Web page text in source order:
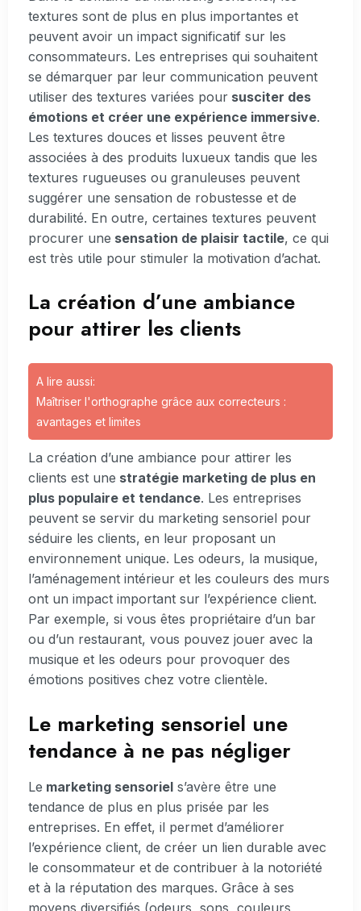
textures sont de plus en plus importantes et
peuvent avoir un impact significatif sur les
consommateurs. Les entreprises qui souhaitent
se démarquer par leur communication peuvent
utiliser des textures variées pour susciter des
émotions et créer une expérience immersive.
Les textures douces et lisses peuvent être
associées à des produits luxueux tandis que les
textures rugueuses ou granuleuses peuvent
suggérer une sensation de robustesse et de
durabilité. En outre, certaines textures peuvent
procurer une sensation de plaisir tactile, ce qui
est très utile pour stimuler la motivation d’achat.
La création d’une ambiance
pour attirer les clients
A lire aussi:
Maîtriser l'orthographe grâce aux correcteurs :
avantages et limites
La création d’une ambiance pour attirer les
clients est une stratégie marketing de plus en
plus populaire et tendance. Les entreprises
peuvent se servir du marketing sensoriel pour
séduire les clients, en leur proposant un
environnement unique. Les odeurs, la musique,
l’aménagement intérieur et les couleurs des murs
ont un impact important sur l’expérience client.
Par exemple, si vous êtes propriétaire d’un bar
ou d’un restaurant, vous pouvez jouer avec la
musique et les odeurs pour provoquer des
émotions positives chez votre clientèle.
Le marketing sensoriel une
tendance à ne pas négliger
Le marketing sensoriel s’avère être une
tendance de plus en plus prisée par les
entreprises. En effet, il permet d’améliorer
l’expérience client, de créer un lien durable avec
le consommateur et de contribuer à la notoriété
et à la réputation des marques. Grâce à ses
moyens diversifiés (odeurs, sons, couleurs,